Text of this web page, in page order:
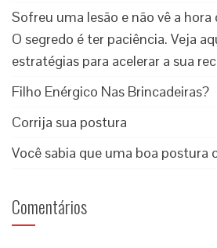
Sofreu uma lesão e não vê a
O segredo é ter paciência. Veja
estratégias para acelerar a sua
Filho Enérgico Nas Brincadeiras?
Corrija sua postura
Você sabia que uma boa postura
Comentários